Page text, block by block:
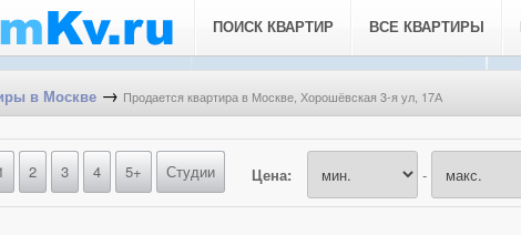
ПОИСК КВАРТИР ВСЕ КВАРТИРЫ
в Москве → Продается квартира в Москве, Хорошёвская 3-я ул, 17А
2 3 4 5+ Студии Цена: -